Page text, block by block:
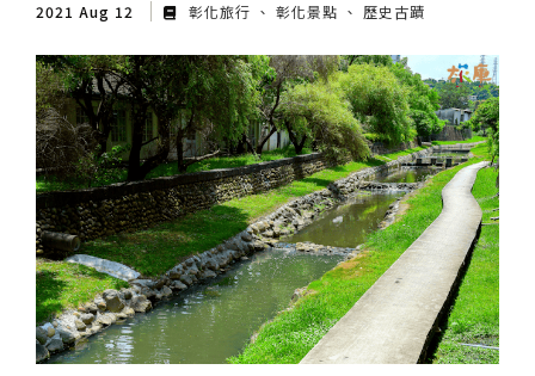
2021 Aug 12 彰化旅行 彰化景點 歷史古蹟